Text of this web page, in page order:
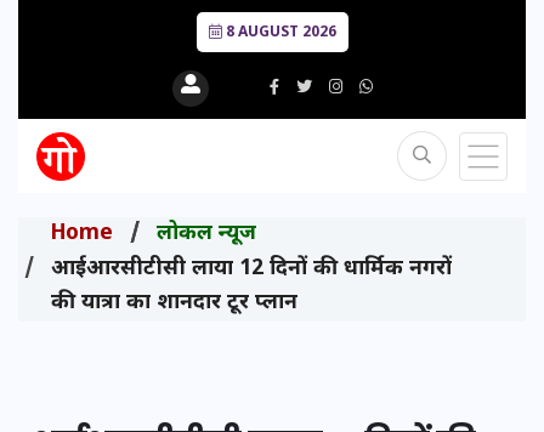
8 AUGUST 2026
Home
लोकल न्यूज
आईआरसीटीसी लाया 12 दिनों की धार्मिक नगरों
की यात्रा का शानदार टूर प्लान